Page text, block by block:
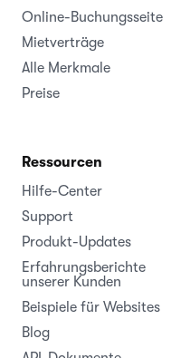
Online-Buchungsseite
Mietverträge
Alle Merkmale
Preise
Ressourcen
Hilfe-Center
Support
Produkt-Updates
Erfahrungsberichte
unserer Kunden
Beispiele für Websites
Blog